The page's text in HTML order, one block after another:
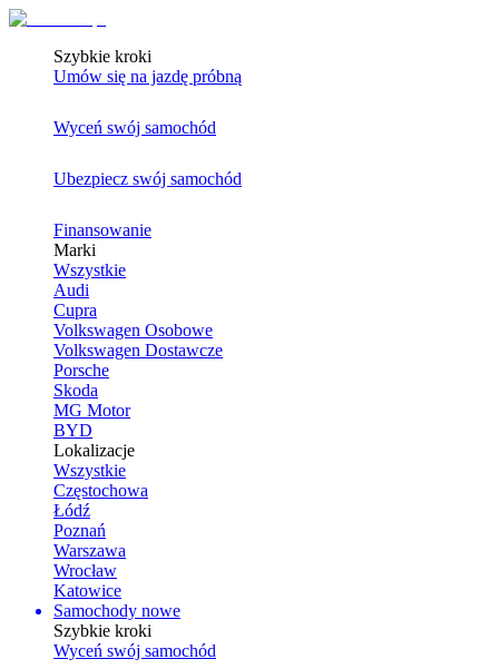
Szybkie kroki
Umów się na jazdę próbną
Wyceń swój samochód
Ubezpiecz swój samochód
Finansowanie
Marki
Wszystkie
Audi
Cupra
Volkswagen Osobowe
Volkswagen Dostawcze
Porsche
Skoda
MG Motor
BYD
Lokalizacje
Wszystkie
Częstochowa
Łódź
Poznań
Warszawa
Wrocław
Katowice
Samochody nowe
Szybkie kroki
Wyceń swój samochód